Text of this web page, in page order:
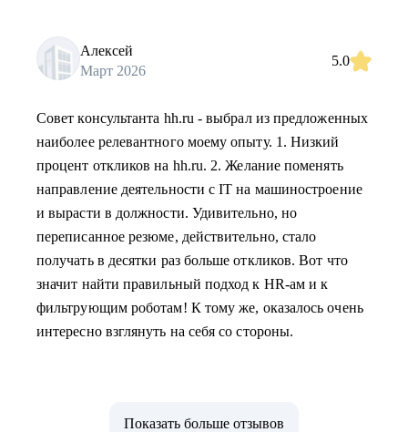
Алексей
Март 2026
5.0
Совет консультанта hh.ru - выбрал из предложенных
наиболее релевантного моему опыту. 1. Низкий
процент откликов на hh.ru. 2. Желание поменять
направление деятельности с IT на машиностроение
и вырасти в должности. Удивительно, но
переписанное резюме, действительно, стало
получать в десятки раз больше откликов. Вот что
значит найти правильный подход к HR-ам и к
фильтрующим роботам! К тому же, оказалось очень
интересно взглянуть на себя со стороны.
Показать больше отзывов